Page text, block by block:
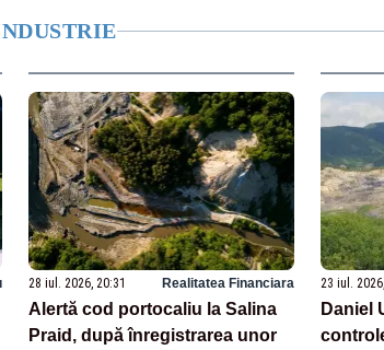
28 iul. 2026, 20:31 Realitatea Financiara
Alertă cod portocaliu la Salina
Praid, după înregistrarea unor
23 iul.
Daniel